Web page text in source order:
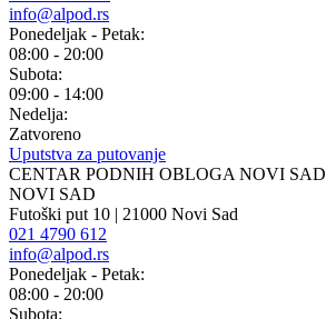
info@alpod.rs
Ponedeljak - Petak:
08:00 - 20:00
Subota:
09:00 - 14:00
Nedelja:
Zatvoreno
Uputstva za putovanje
CENTAR PODNIH OBLOGA NOVI SAD
NOVI SAD
Futoški put 10 | 21000 Novi Sad
021 4790 612
info@alpod.rs
Ponedeljak - Petak:
08:00 - 20:00
Subota: